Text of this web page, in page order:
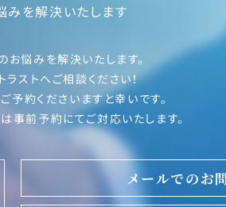
を解決いたします
悩みを解決いたします。
ストへご相談ください！
約くださいますと幸いです。
事前予約にてご対応いたします。
メールでのお